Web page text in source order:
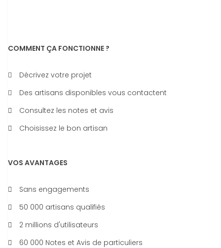
COMMENT ÇA FONCTIONNE ?
Décrivez votre projet
Des artisans disponibles vous contactent
Consultez les notes et avis
Choisissez le bon artisan
VOS AVANTAGES
Sans engagements
50 000 artisans qualifiés
2 millions d'utilisateurs
60 000 Notes et Avis de particuliers